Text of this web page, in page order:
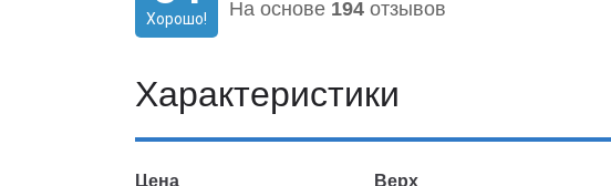
Хорошо! На основе 194 отзывов
Характеристики
Цена
Верх